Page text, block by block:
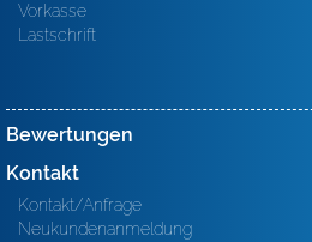
Vorkasse
Lastschrift
Bewertungen
Kontakt
Kontakt/Anfrage
Neukundenanmeldung